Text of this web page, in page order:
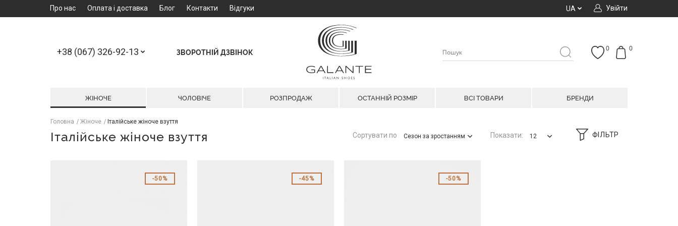
Про нас Оплата і доставка Блог Контакти Відгуки Увійти
UA
+38 (067) 326-92-13 ЗВОРОТНІЙ ДЗВІНОК
0
0
ЖІНОЧЕ ЧОЛОВІЧЕ РОЗПРОДАЖ ОСТАННІЙ РОЗМІР ВСІ ТОВАРИ БРЕНДИ
Головна Жіноче Італійське жіноче взуття
Італійське жіноче взуття ФІЛЬТР
Сортувати по Сезон за зростанням Показати: 12
50% 45% 50%